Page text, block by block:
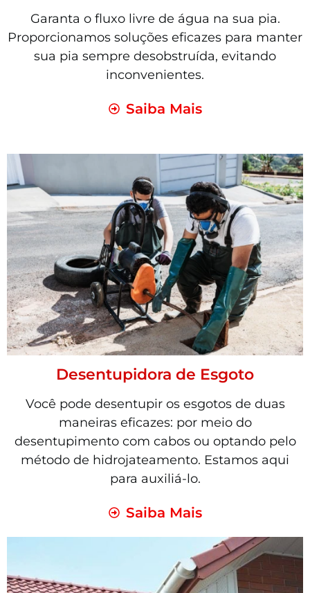
Garanta o fluxo livre de água na sua pia.
Proporcionamos soluções eficazes para manter
sua pia sempre desobstruída, evitando
inconvenientes.
Saiba Mais
Desentupidora de Esgoto
Você pode desentupir os esgotos de duas
maneiras eficazes: por meio do
desentupimento com cabos ou optando pelo
método de hidrojateamento. Estamos aqui
para auxiliá-lo.
Saiba Mais